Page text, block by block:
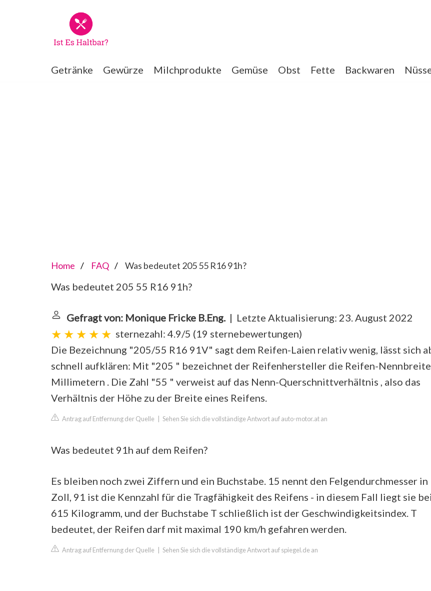
Getränke Gewürze Milchprodukte Gemüse Obst Fette Backwaren
Home FAQ Was bedeutet 205 55 R16 91h?
Was bedeutet 205 55 R16 91h?
Gefragt von: Monique Fricke B.Eng.| Letzte Aktualisierung: 23. August 2022
sternezahl: 4.9/5 (19 sternebewertungen)
Die Bezeichnung "205/55 R16 91V" sagt dem Reifen-Laien relativ wenig, lässt sich
schnell aufklären: Mit "205 " bezeichnet der Reifenhersteller die Reifen-
Millimetern . Die Zahl "55 " verweist auf das Nenn-Querschnittverhältnis , also das
Verhältnis der Höhe zu der Breite eines Reifens.
Antrag auf Entfernung der Quelle Sehen Sie sich die vollständige Antwort auf auto-motor.at an
Was bedeutet 91h auf dem Reifen?
Es bleiben noch zwei Ziffern und ein Buchstabe. 15 nennt den Felgendurchmesser in
Zoll, 91 ist die Kennzahl für die Tragfähigkeit des Reifens - in diesem Fall liegt sie bei
615 Kilogramm, und der Buchstabe T schließlich ist der Geschwindigkeitsindex. T
bedeutet, der Reifen darf mit maximal 190 km/h gefahren werden.
Antrag auf Entfernung der Quelle Sehen Sie sich die vollständige Antwort auf spiegel.de an